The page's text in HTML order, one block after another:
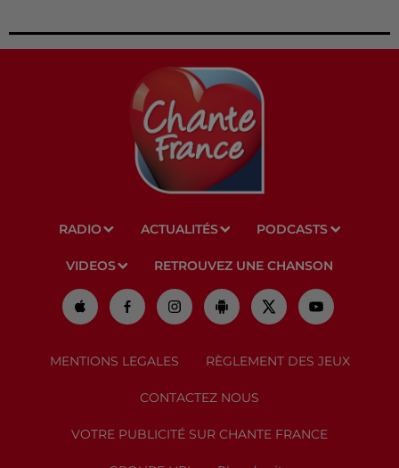
RADIO ACTUALITÉS PODCASTS
VIDEOS RETROUVEZ UNE CHANSON
MENTIONS LEGALES RÈGLEMENT DES JEUX
CONTACTEZ NOUS
VOTRE PUBLICITÉ SUR CHANTE FRANCE